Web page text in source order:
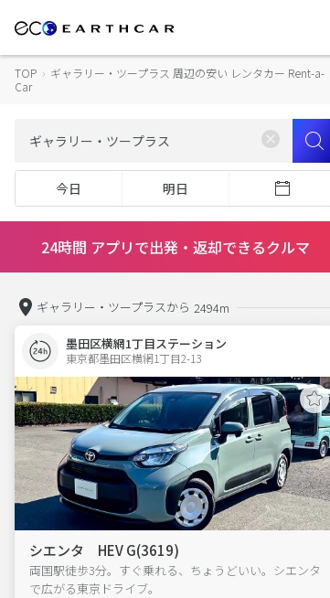
TOP › ギャラリー・ツープラス 周辺の安い レンタカー Rent-a-
Car
今日 明日
24時間 アプリで出発・返却できるクルマ
ギャラリー・ツープラスから 2494m
墨田区横網1丁目ステーション
東京都墨田区横網1丁目2-13
シエンタ HEV G(3619)
両国駅徒歩3分。すぐ乗れる、ちょうどいい。シエンタ
で広がる東京ドライブ。